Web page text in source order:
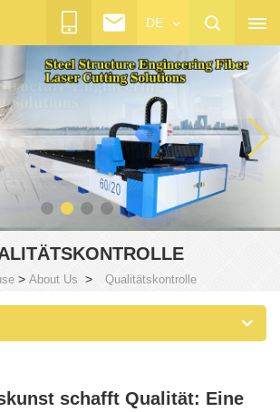
DE
> About Us > Qualitätskontrolle
schafft Qualität: Eine